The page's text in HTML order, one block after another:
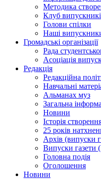
Методика
Клуб
Голови спілки
Наші
Громадські організації
Рада
Асоціація
Редакція
Редакційна
Навчальні
Альманах муз
Загальна
Новини
Історія
25 років
Архів (випуски
Випуски газети
Головна подія
Оголошення
Новини